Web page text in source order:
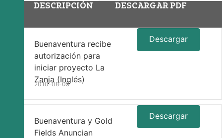
DESCRIPCIÓN DESCARGAR PDF
Buenaventura recibe
autorización para
iniciar proyecto La
Zanja (Inglés)
2010-08-09
Descargar
Buenaventura y Gold
Fields Anuncian
Descargar